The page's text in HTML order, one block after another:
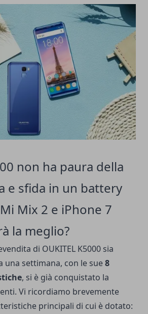
non ha paura della
e sfida in un battery
Mix 2 e iPhone 7
la meglio?
di OUKITEL K5000 sia
una settimana, con le sue8
, si è già conquistato la
Vi ricordiamo brevemente
principali di cui è dotato: